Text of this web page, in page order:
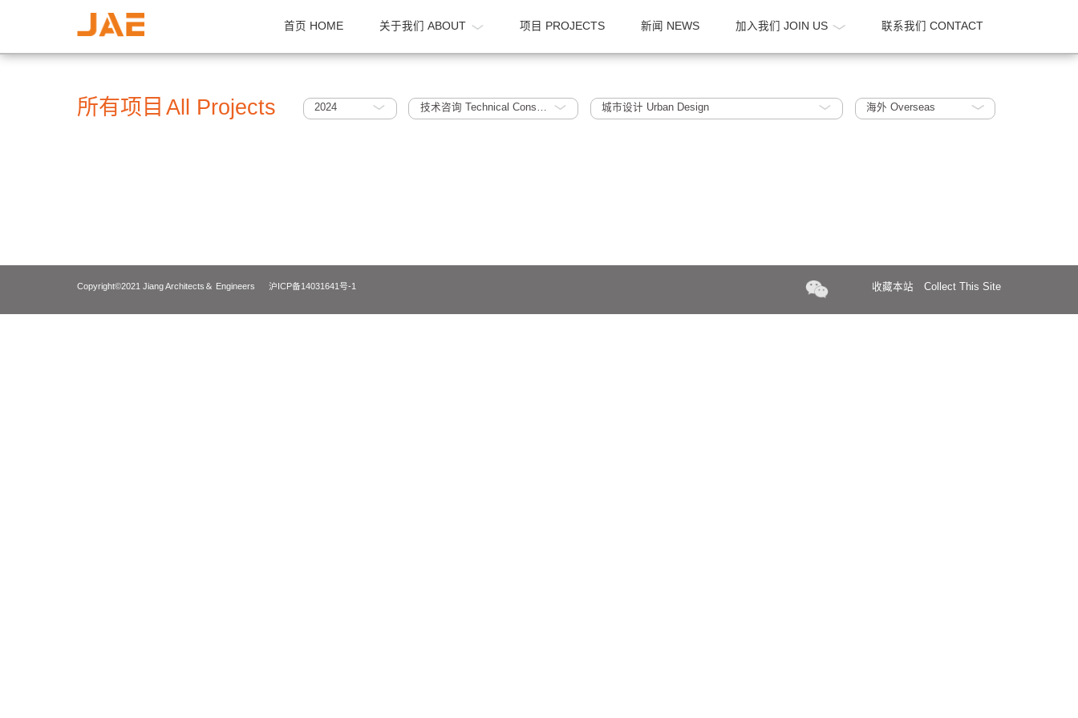
首页 HOME 关于我们 ABOUT 项目 PROJECTS 新闻 NEWS 加入我们 JOIN US 联系我们
所有项目All Projects 2024 技术咨询 Technical Consultation 城市设计 Urban Design 海外 Overseas
Copyright©2021 Jiang Architects＆ Engineers 沪ICP备14031641号-1